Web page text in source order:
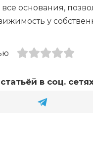
основания,
у
в соц.